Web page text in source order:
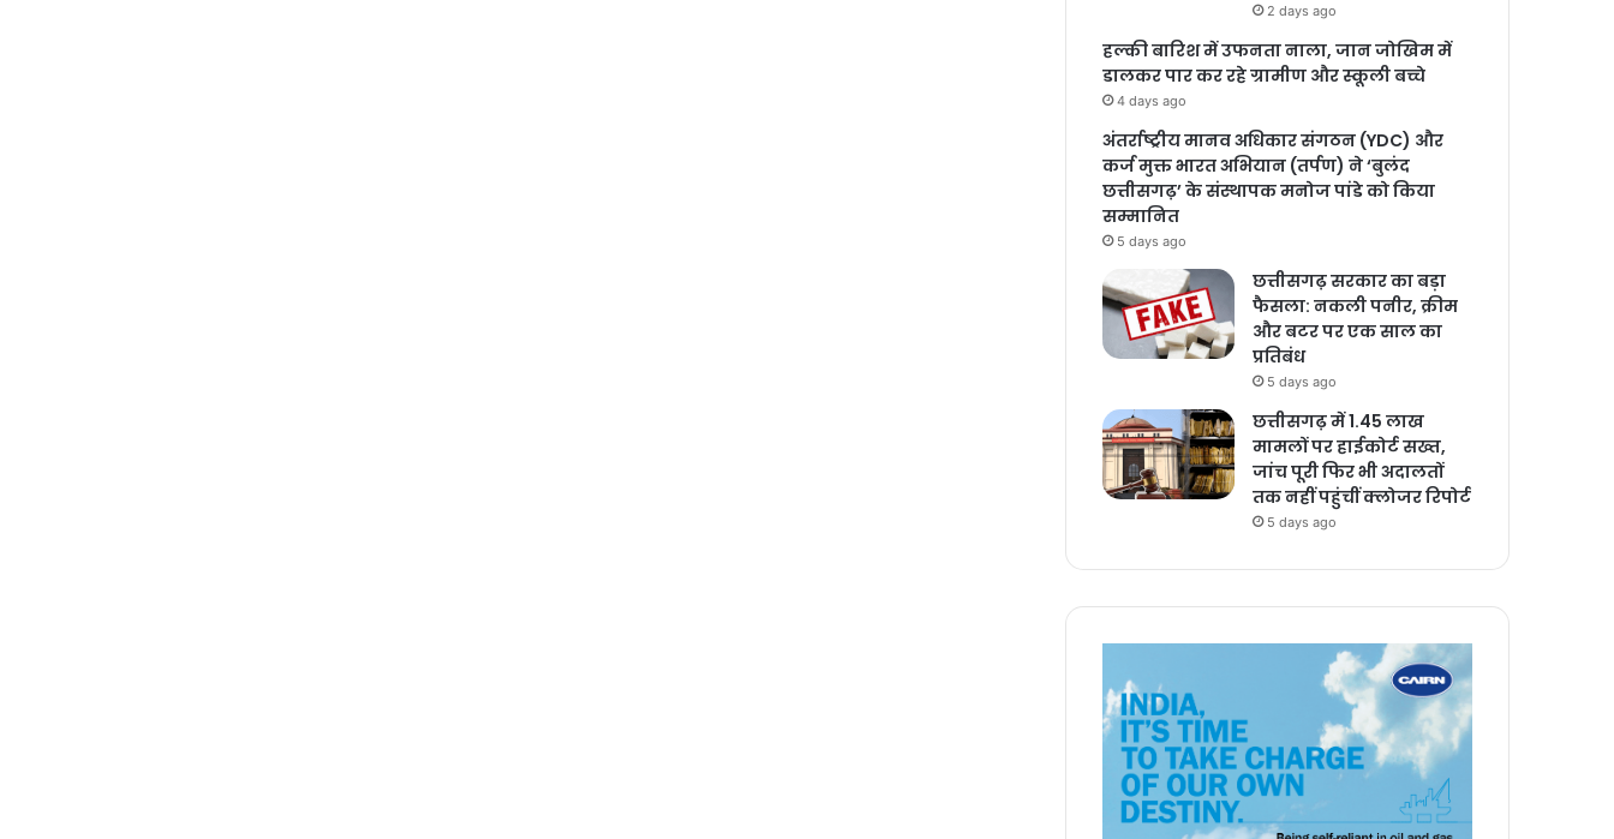
2 days ago
हल्की बारिश में उफनता नाला, जान जोखिम में
डालकर पार कर रहे ग्रामीण और स्कूली बच्चे
4 days ago
अंतर्राष्ट्रीय मानव अधिकार संगठन (YDC) और
कर्ज मुक्त भारत अभियान (तर्पण) ने ‘बुलंद
छत्तीसगढ़’ के संस्थापक मनोज पांडे को किया
सम्मानित
5 days ago
छत्तीसगढ़ सरकार का बड़ा
फैसला: नकली पनीर, क्रीम
और बटर पर एक साल का
प्रतिबंध
5 days ago
छत्तीसगढ़ में 1.45 लाख
मामलों पर हाईकोर्ट सख्त,
जांच पूरी फिर भी अदालतों
तक नहीं पहुंचीं क्लोजर रिपोर्ट
5 days ago